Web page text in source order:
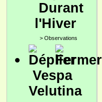
Durant
l'Hiver
> Observations
Vespa
Velutina